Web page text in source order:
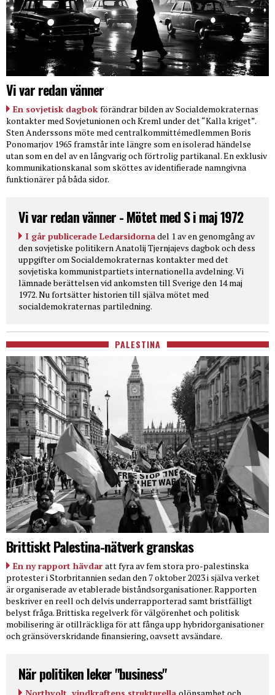
Vi var redan vänner
En sovjetisk dagbok förändrar bilden av Socialdemokraternas
kontakter med Sovjetunionen och Kreml under det “Kalla kriget”.
Sten Anderssons möte med centralkommittémedlemmen Boris
Ponomarjov 1965 framstår inte längre som en isolerad händelse
utan som en del av en långvarig och förtrolig partikanal. En exklusiv
kommunikationskanal som sköttes av identifierade namngivna
funktionärer på båda sidor.
Vi var redan vänner - Mötet med S i maj 1972
I går publicerade Ledarsidornadel 1 av en genomgång av
den sovjetiske politikern Anatolij Tjernjajevs dagbok och dess
uppgifter om Socialdemokraternas kontakter med det
sovjetiska kommunistpartiets internationella avdelning. Vi
lämnade berättelsen vid ankomsten till Sverige den 14 maj
1972. Nu fortsätter historien till själva mötet med
socialdemokraternas partiledning.
PALESTINA
Brittiskt Palestina-nätverk granskas
En ny rapport hävdar att fyra av fem stora pro-palestinska
protester i Storbritannien sedan den 7 oktober 2023 i själva verket
är organiserade av etablerade biståndsorganisationer. Rapporten
beskriver en reell och delvis underrapporterad samt bristfälligt
belyst fråga. Brittiska regelverk för välgörenhet och politisk
mobilisering är otillräckliga för att fånga upp hybridorganisationer
och gränsöverskridande finansiering, oavsett avsändare.
När politiken leker "business"
Northvolt, vindkraftens strukturella olönsamhet och